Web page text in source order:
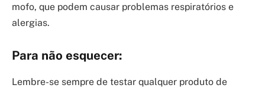
mofo, que podem causar problemas respiratórios e
alergias.
Para não esquecer:
Lembre-se sempre de testar qualquer produto de